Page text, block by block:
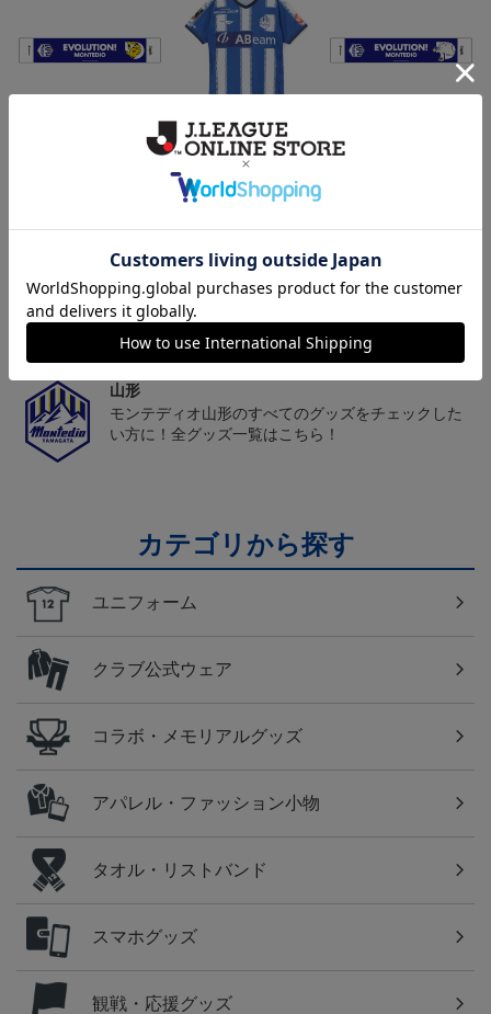
モンテディオ山形 ピカ
26/27オーセンティックユ
ニフォーム半袖（FP1st）
18,700円～23,760円
モンテディオ山形 ツン
ベアー タオルマフラー
トピックス
チームマスコット「ディーオ」グッズは、サポータ
ーやファン必見！
山形
モンテディオ山形のすべてのグッズをチェックした
い方に！全グッズ一覧はこちら！
カテゴリから探す
ユニフォーム
クラブ公式ウェア
コラボ・メモリアルグッズ
アパレル・ファッション小物
タオル・リストバンド
スマホグッズ
観戦・応援グッズ